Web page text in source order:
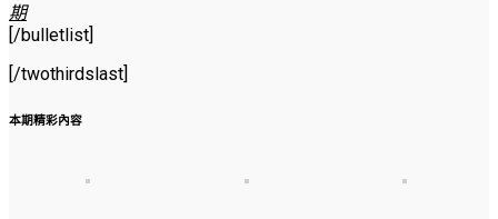
期
[/bulletlist]
[/twothirdslast]
本期精彩內容